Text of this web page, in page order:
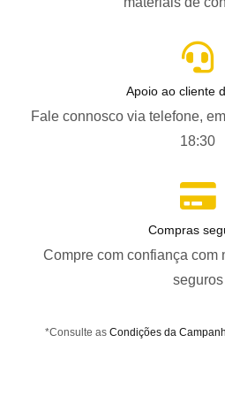
Apoio ao cliente
Fale connosco via telefone,
18:30
Compras
Compre com confiança com
seguros
*Consulte as Condições da